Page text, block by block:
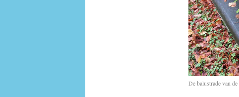
De balustrade van